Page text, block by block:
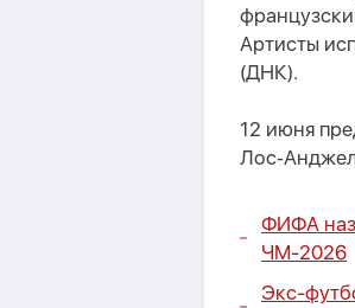
Артисты
(ДНК).
12 июня
ФИФА
ЧМ-2026
Экс-